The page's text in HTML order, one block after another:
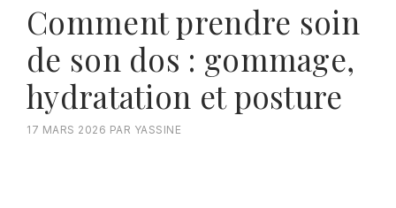
Comment prendre soin
de son dos : gommage,
hydratation et posture
17 MARS 2026 PAR YASSINE